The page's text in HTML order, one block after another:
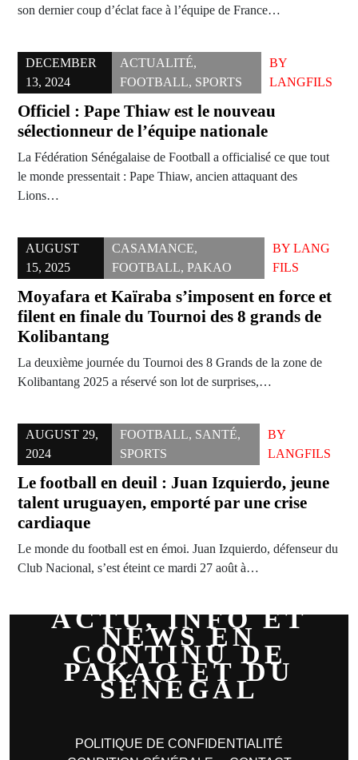
son dernier coup d’éclat face à l’équipe de France…
DECEMBER
13, 2024
ACTUALITÉ,
FOOTBALL, SPORTS
BY
LANGFILS
Officiel : Pape Thiaw est le nouveau
sélectionneur de l’équipe nationale
La Fédération Sénégalaise de Football a officialisé ce que tout
le monde pressentait : Pape Thiaw, ancien attaquant des
Lions…
AUGUST
15, 2025
CASAMANCE,
FOOTBALL, PAKAO
BY LANG
FILS
Moyafara et Kaïraba s’imposent en force et
filent en finale du Tournoi des 8 grands de
Kolibantang
La deuxième journée du Tournoi des 8 Grands de la zone de
Kolibantang 2025 a réservé son lot de surprises,…
AUGUST 29,
2024
FOOTBALL, SANTÉ,
SPORTS
BY
LANGFILS
Le football en deuil : Juan Izquierdo, jeune
talent uruguayen, emporté par une crise
cardiaque
Le monde du football est en émoi. Juan Izquierdo, défenseur du
Club Nacional, s’est éteint ce mardi 27 août à…
ACTU, INFO ET
NEWS EN
CONTINU DE
PAKAO ET DU
SÉNÉGAL
POLITIQUE DE CONFIDENTIALITÉ